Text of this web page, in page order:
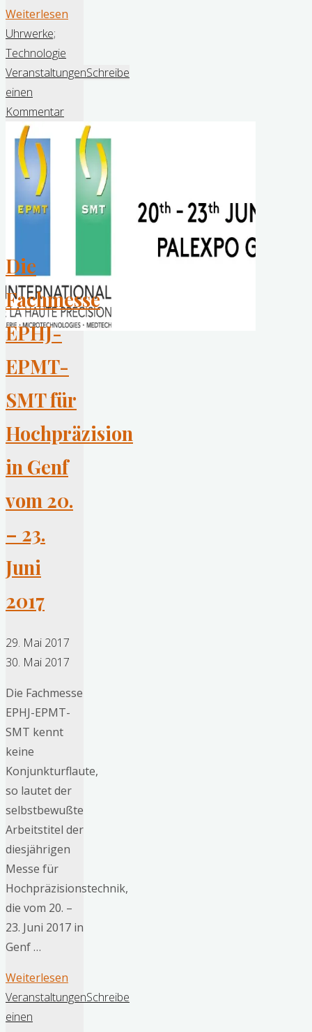
Weiterlesen
EPMT-
Genf,
die
wichtigsten
Eindrücke"
Uhrwerke;
Technologie
VeranstaltungenSchreibe
einen
Kommentar
Die
Fachmesse
EPHJ-
EPMT-
SMT für
Hochpräzision
in Genf
vom 20.
– 23.
Juni
2017
29. Mai 2017
30. Mai 2017
Die Fachmesse
EPHJ-EPMT-
SMT kennt
keine
Konjunkturflaute,
so lautet der
selbstbewußte
Arbeitstitel der
diesjährigen
Messe für
Hochpräzisionstechnik,
die vom 20. –
23. Juni 2017 in
Genf …
Weiterlesen
Fachmesse
VeranstaltungenSchreibe
einen